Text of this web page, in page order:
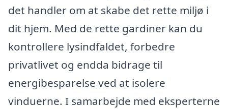
det handler om at skabe det rette miljø i
dit hjem. Med de rette gardiner kan du
kontrollere lysindfaldet, forbedre
privatlivet og endda bidrage til
energibesparelse ved at isolere
vinduerne. I samarbejde med eksperterne